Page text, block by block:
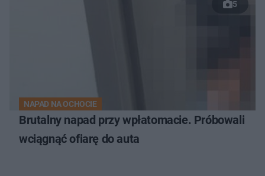
5
NAPAD NA OCHOCIE
Brutalny napad przy wpłatomacie. Próbowali
wciągnąć ofiarę do auta